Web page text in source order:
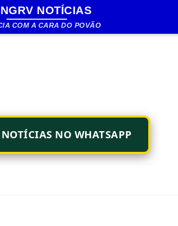
o conteúdo principal
NOTÍCIAS
COM A CARA DO POVÃO
NO WHATSAPP